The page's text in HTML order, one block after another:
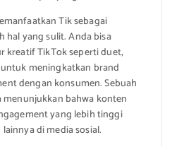
Tik sebagai
yang sulit. Anda bisa
TikTok seperti duet,
meningkatkan brand
dengan konsumen. Sebuah
bahwa konten
yang lebih tinggi
di media sosial.